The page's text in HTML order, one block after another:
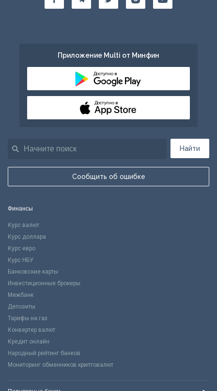
Найти
Сообщить об ошибке
Приложение Multi от Минфин
Доступно в
Доступно в
Финансы
Курс валют
Курс доллара
Курс евро
Курс НБУ
Банковские карты
Инвестиционные брокеры
Межбанк
Депозиты
Тарифы на газ
Конвертер валют
Кредит онлайн
Народный рейтинг банков
Мониторинг обменников криптовалют